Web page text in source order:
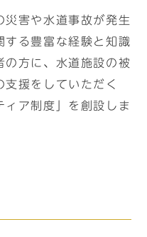
災害や水道事故が発生
する豊富な経験と知識
の方に、水道施設の被
援をしていただく
ィア制度」を創設しま